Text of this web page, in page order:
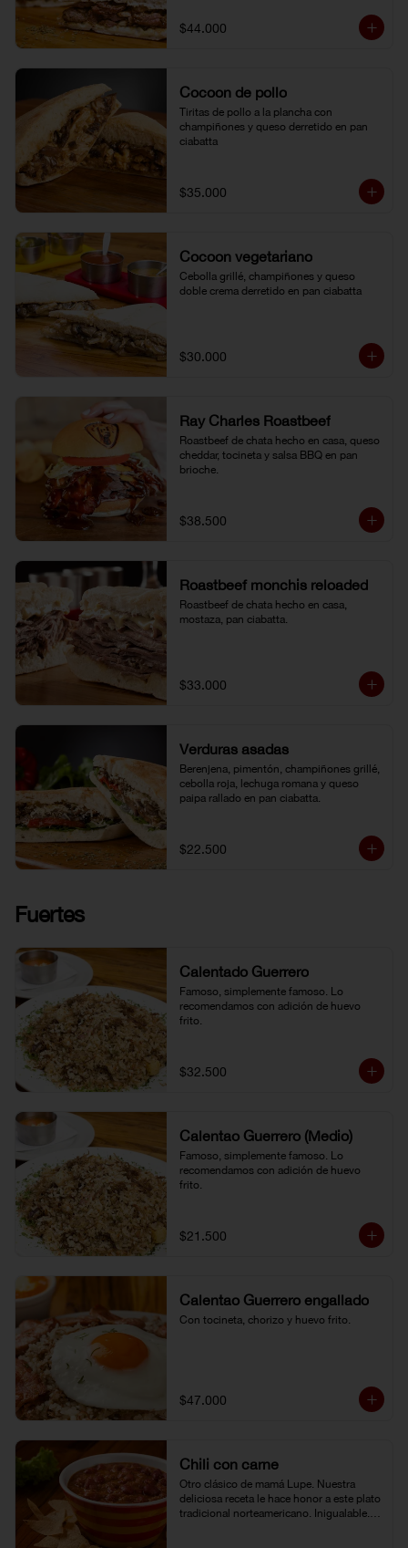
$44.000
Cocoon de pollo
Tiritas de pollo a la plancha con
champiñones y queso derretido en pan
ciabatta
$35.000
Cocoon vegetariano
Cebolla grillé, champiñones y queso
doble crema derretido en pan ciabatta
$30.000
Ray Charles Roastbeef
Roastbeef de chata hecho en casa, queso
cheddar, tocineta y salsa BBQ en pan
brioche.
$38.500
Roastbeef monchis reloaded
Roastbeef de chata hecho en casa,
mostaza, pan ciabatta.
$33.000
Verduras asadas
Berenjena, pimentón, champiñones grillé,
cebolla roja, lechuga romana y queso
paipa rallado en pan ciabatta.
$22.500
Fuertes
Calentado Guerrero
Famoso, simplemente famoso. Lo
recomendamos con adición de huevo
frito.
$32.500
Calentao Guerrero (Medio)
Famoso, simplemente famoso. Lo
recomendamos con adición de huevo
frito.
$21.500
Calentao Guerrero engallado
Con tocineta, chorizo y huevo frito.
$47.000
Chili con carne
Otro clásico de mamá Lupe. Nuestra
deliciosa receta le hace honor a este plato
tradicional norteamericano. Inigualable.